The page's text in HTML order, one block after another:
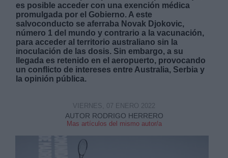
es posible acceder con una exención médica
promulgada por el Gobierno. A este
salvoconducto se aferraba Novak Djokovic,
número 1 del mundo y contrario a la vacunación,
para acceder al territorio australiano sin la
inoculación de las dosis. Sin embargo, a su
llegada es retenido en el aeropuerto, provocando
un conflicto de intereses entre Australia, Serbia y
la opinión pública.
AUTOR RODRIGO HERRERO
Mas artículos del mismo autor/a
VIERNES, 07 ENERO 2022
Derechos:
Información adicional